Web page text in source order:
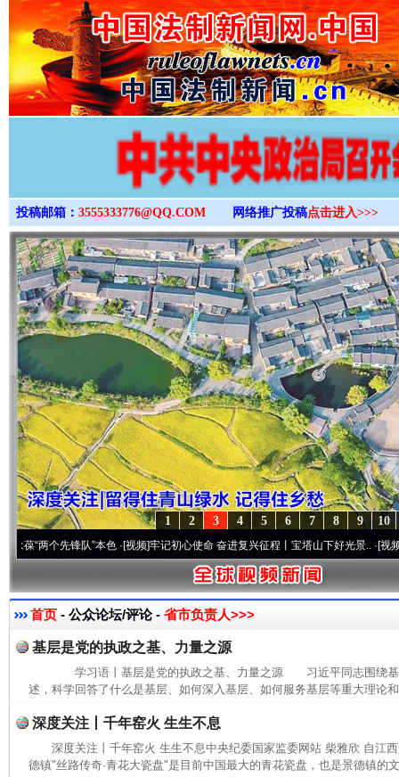
>
投稿邮箱： 3555333776@QQ.COM 网络推广投稿点击进入>>>
10
9
8
7
6
5
4
3
2
1
个先锋队”本色·[视频]牢记初心使命 奋进复兴征程丨宝塔山下好光景..·[视频]因党
首页 - 公众论坛/评论 - 省市负责人>>>
基层是党的执政之基、力量之源
学习语丨基层是党的执政之基、力量之源 习近平同志围绕基
述，科学回答了什么是基层、如何深入基层、如何服务基层等重大理论
深度关注丨千年窑火 生生不息
深度关注丨千年窑火 生生不息中央纪委国家监委网站 柴雅欣 自
德镇"丝路传奇·青花大瓷盘"是目前中国最大的青花瓷盘，也是景德镇的